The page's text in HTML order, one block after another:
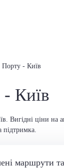
Порту - Київ
Київ
Вигідні ціни на
підтримка.
маршрути